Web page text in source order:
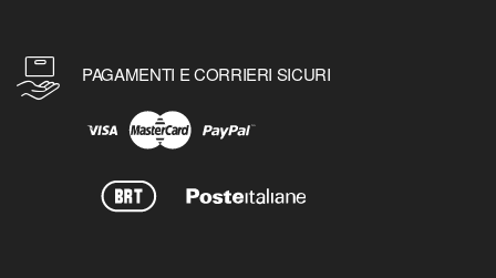
PAGAMENTI E CORRIERI SICURI